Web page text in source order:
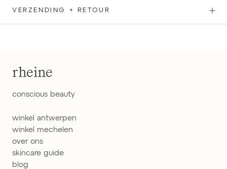
VERZENDING + RETOUR
rheine
conscious beauty
winkel antwerpen
winkel mechelen
over ons
skincare guide
blog